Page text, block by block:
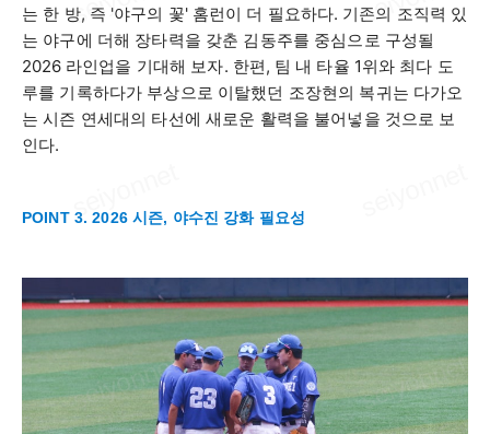
는 한 방, 즉 '야구의 꽃' 홈런이 더 필요하다. 기존의 조직력 있
는 야구에 더해 장타력을 갖춘 김동주를 중심으로 구성될
2026 라인업을 기대해 보자. 한편, 팀 내 타율 1위와 최다 도
루를 기록하다가 부상으로 이탈했던 조장현의 복귀는 다가오
는 시즌 연세대의 타선에 새로운 활력을 불어넣을 것으로 보
인다.
POINT 3. 2026 시즌, 야수진 강화 필요성